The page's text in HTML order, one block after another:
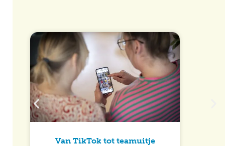
Van TikTok tot teamuitje